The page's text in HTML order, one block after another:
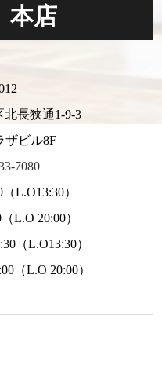
店
長狭通1-9-3
ザビル8F
7080
L.O13:30）
20:00）
（L.O13:30）
20:00）